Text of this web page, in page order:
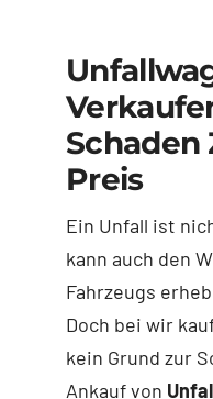
Schaden
Preis
Ein Unfall ist
kann auch den
Fahrzeugs
Doch bei wir
kein Grund zur
Ankauf von